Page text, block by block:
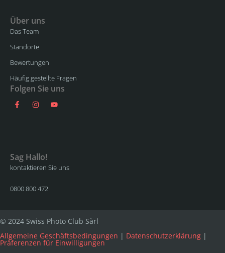
Über uns
Das Team
Standorte
Bewertungen
Häufig gestellte Fragen
Folgen Sie uns
Sag Hallo!
kontaktieren Sie uns
0800 800 472
© 2024 Swiss Photo Club Sàrl
Allgemeine Geschäftsbedingungen | Datenschutzerklärung |
Präferenzen für Einwilligungen